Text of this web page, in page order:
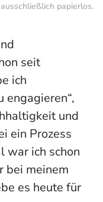
papierlos.
seit
ich
engagieren“,
und
ein Prozess
war ich schon
bei meinem
es heute für